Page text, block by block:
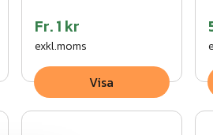
Fr.1 kr
exkl.moms
Visa